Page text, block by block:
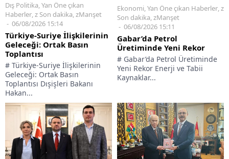
Dış Politika,Yan Öne çıkan
Haberler,z Son dakika,zManşet
06/08/2026 15:14
Türkiye-Suriye İlişkilerinin
Geleceği: Ortak Basın
Toplantısı
# Türkiye-Suriye İlişkilerinin
Geleceği: Ortak Basın
Toplantısı Dışişleri Bakanı
Hakan...
Ekonomi,Yan Öne çıkan Haberler,z
Son dakika,zManşet
06/08/2026 15:11
Gabar’da Petrol
Üretiminde Yeni Rekor
# Gabar’da Petrol Üretiminde
Yeni Rekor Enerji ve Tabii
Kaynaklar...